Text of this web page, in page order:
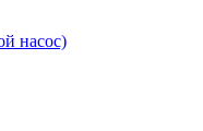
насос)